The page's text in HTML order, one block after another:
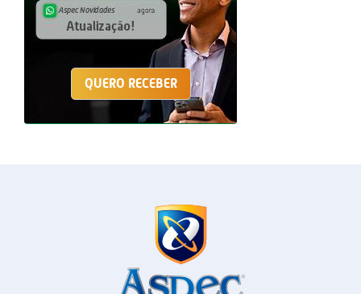
QUERO RECEBER